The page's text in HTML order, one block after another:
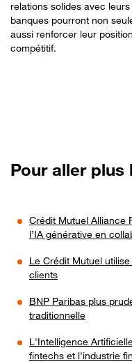
relations solides avec
banques pourront non
aussi renforcer leur
compétitif.
Pour aller plus
Crédit Mutuel Alliance
l’IA générative en
Le Crédit Mutuel
clients
BNP Paribas plus
traditionnelle
L'Intelligence
fintechs et l'industrie